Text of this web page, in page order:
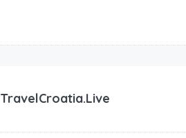
TravelCroatia.Live